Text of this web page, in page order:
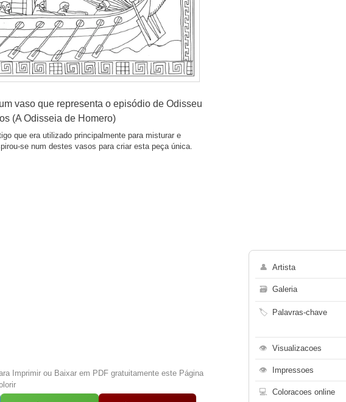
vaso que representa o episódio de Odisseu
(A Odisseia de Homero)
que era utilizado principalmente para misturar e
se num destes vasos para criar esta peça única.
Imprimir ou Baixar em PDF gratuitamente este Página
👤 Artista
🗃 Galeria
🏷 Palavras-chave
👁 Visualizacoes
👁 Impressoes
💻 Coloracoes online